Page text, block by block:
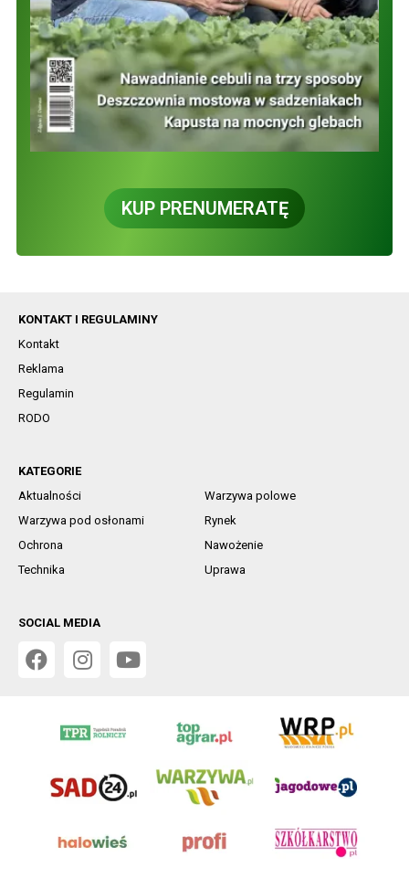
KUP PRENUMERATĘ
KONTAKT I REGULAMINY
Kontakt
Reklama
Regulamin
RODO
KATEGORIE
Aktualności
Warzywa polowe
Warzywa pod osłonami
Rynek
Ochrona
Nawożenie
Technika
Uprawa
SOCIAL MEDIA